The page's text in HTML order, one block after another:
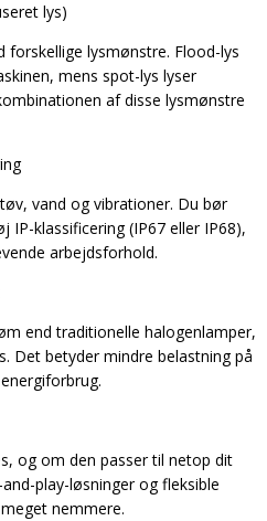
lys)
forskellige lysmønstre. Flood-lys
mens spot-lys lyser
af disse lysmønstre
vand og vibrationer. Du bør
klassificering (IP67 eller IP68),
arbejdsforhold.
end traditionelle halogenlamper,
Det betyder mindre belastning på
og om den passer til netop dit
play-løsninger og fleksible
nemmere.